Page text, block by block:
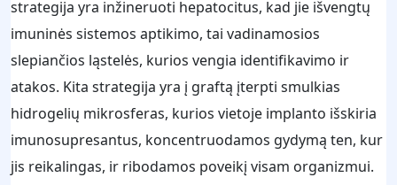
strategija yra inžineruoti hepatocitus, kad jie išvengtų
imuninės sistemos aptikimo, tai vadinamosios
slepiančios ląstelės, kurios vengia identifikavimo ir
atakos. Kita strategija yra į graftą įterpti smulkias
hidrogelių mikrosferas, kurios vietoje implanto išskiria
imunosupresantus, koncentruodamos gydymą ten, kur
jis reikalingas, ir ribodamos poveikį visam organizmui.